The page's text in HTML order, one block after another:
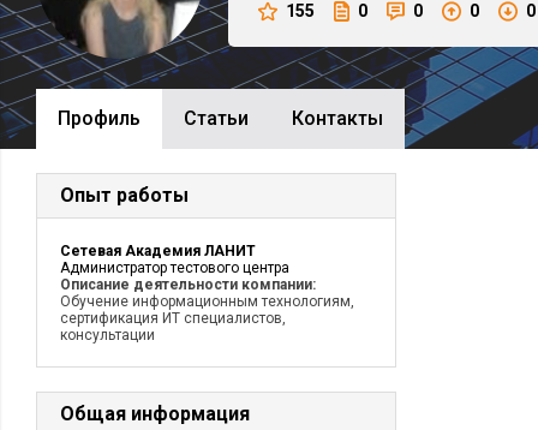
155 0 0 0 0
Профиль Cтатьи Контакты
Опыт работы
Сетевая Академия ЛАНИТ
Администратор тестового центра
Описание деятельности компании:
Обучение информационным технологиям,
сертификация ИТ специалистов,
консультации
Общая информация